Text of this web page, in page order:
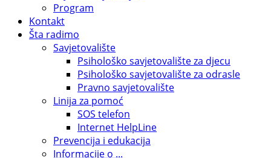
Program
Kontakt
Šta radimo
Savjetovalište
Psihološko savjetovalište za djecu
Psihološko savjetovalište za odrasle
Pravno savjetovalište
Linija za pomoć
SOS telefon
Internet HelpLine
Prevencija i edukacija
Informacije o ...